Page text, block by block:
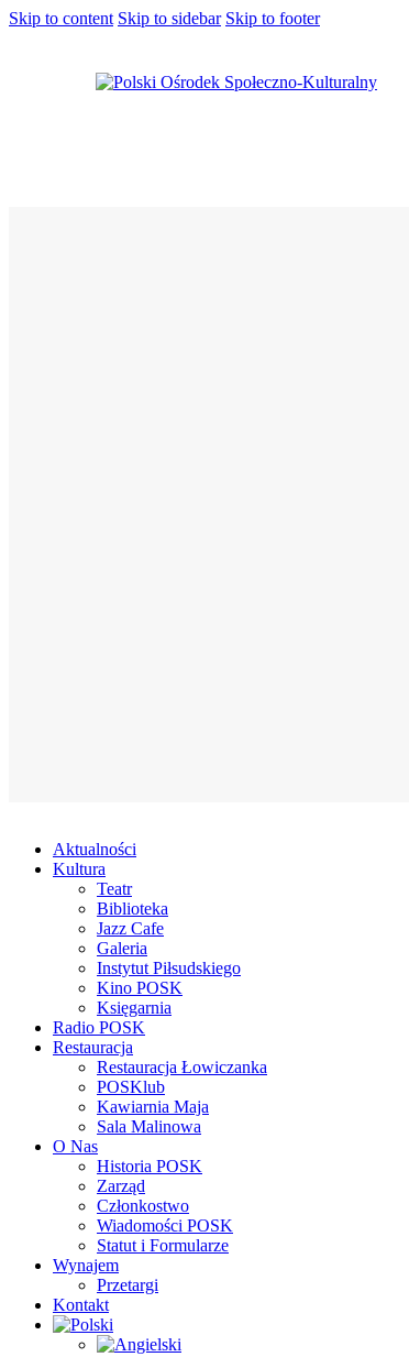
Skip to content Skip to sidebar Skip to footer
Aktualności
Kultura
Teatr
Biblioteka
Jazz Cafe
Galeria
Instytut Piłsudskiego
Kino POSK
Księgarnia
Radio POSK
Restauracja
Restauracja Łowiczanka
POSKlub
Kawiarnia Maja
Sala Malinowa
O Nas
Historia POSK
Zarząd
Członkostwo
Wiadomości POSK
Statut i Formularze
Wynajem
Przetargi
Kontakt